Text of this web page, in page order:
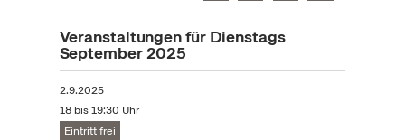
Veranstaltungen für Dienstags
September 2025
2.9.2025
18 bis 19:30 Uhr
Eintritt frei